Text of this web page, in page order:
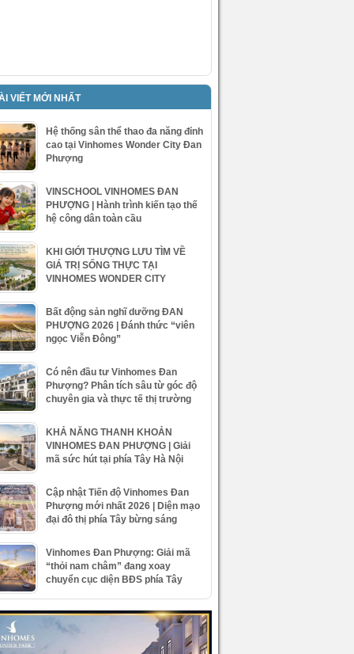
VIẾT MỚI NHẤT
Hệ thống sân thể thao đa năng đỉnh
cao tại Vinhomes Wonder City Đan
Phượng
VINSCHOOL VINHOMES ĐAN
PHƯỢNG | Hành trình kiến tạo thế
hệ công dân toàn cầu
KHI GIỚI THƯỢNG LƯU TÌM VỀ
GIÁ TRỊ SỐNG THỰC TẠI
VINHOMES WONDER CITY
Bất động sản nghĩ dưỡng ĐAN
PHƯỢNG 2026 | Đánh thức “viên
ngọc Viễn Đông”
Có nên đầu tư Vinhomes Đan
Phượng? Phân tích sâu từ góc độ
chuyên gia và thực tế thị trường
KHẢ NĂNG THANH KHOẢN
VINHOMES ĐAN PHƯỢNG | Giải
mã sức hút tại phía Tây Hà Nội
Cập nhật Tiến độ Vinhomes Đan
Phượng mới nhất 2026 | Diện mạo
đại đô thị phía Tây bừng sáng
Vinhomes Đan Phượng: Giải mã
“thỏi nam châm” đang xoay
chuyển cục diện BĐS phía Tây